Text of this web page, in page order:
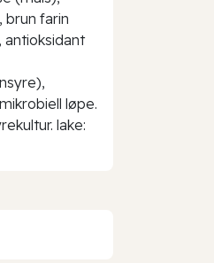
brun farin
antioksidant
løpe.
lake: